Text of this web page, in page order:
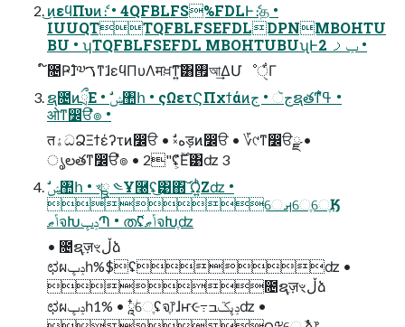
͜ͷεϥΠυͷެ։ • 4QFBLFS%FDLͰެ։த •
IUUQTTQFBLFSEFDLDPNMBOHTU
BU • ʮTQFBLFSEFDL MBOHTUBUʯͰݕࡧ 2 •
໌೔Ҏ߱ɺ༧ࠂͳ͘ɺεϥΠυΛमਖ਼ͳ͍͠͸࡟আ͢ΔՄೳੑ͋Γ
ຊ೔ͷྲྀΕ • ࣗݾ঺հ • ςΩετϚΠχϯάͷجૅ • جຊతͳߟ͑ํ •
ओͳ෼ੳํ๏ •
तۀධՁΞϯέʔτͷ෼ੳ • ࣗ༝هड़ͷ෼ੳ • ؆୯ͳ෼ੳྫ •
ൃలతͳ෼ੳํ๏ • 2"ʢ͕࣌ؒ͋Ε͹ʣ 3
େࡕେֶେֶӃ
ݴޠจԽݚڀՊ • ത࢜ʢݴޠจԽֶʣ
• ೔ຊֶज़ৼڵձ
ಛผݚڀһ%$ʢʣ •
೔ຊֶज़ৼڵձ
ಛผݚڀһ1% • ໋ཱؗେֶʢจֶ෦ɺҥּ૯߹ݚڀػߏʣ •